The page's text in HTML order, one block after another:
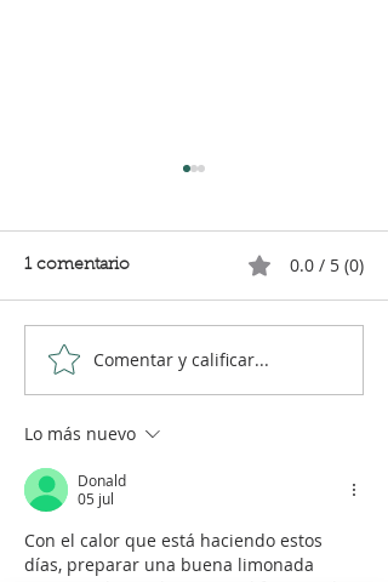
Limonchello tradicional:
1 comentario 0.0 / 5 (0)
Comentar y calificar...
Lo más nuevo
Donald
05 jul
Con el calor que está haciendo estos
días, preparar una buena limonada